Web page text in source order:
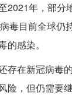
2021年，部分
毒目前全球仍
的感染。
存在新冠病毒
险，但仍需要